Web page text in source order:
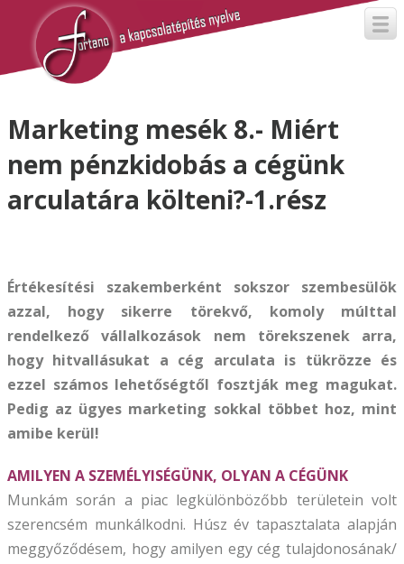
Marketing mesék 8.- Miért
nem pénzkidobás a cégünk
arculatára költeni?-1.rész
Értékesítési szakemberként sokszor szembesülök
azzal, hogy sikerre törekvő, komoly múlttal
rendelkező vállalkozások nem törekszenek arra,
hogy hitvallásukat a cég arculata is tükrözze és
ezzel számos lehetőségtől fosztják meg magukat.
Pedig az ügyes marketing sokkal többet hoz, mint
amibe kerül!
AMILYEN A SZEMÉLYISÉGÜNK, OLYAN A CÉGÜNK
Munkám során a piac legkülönbözőbb területein volt
szerencsém munkálkodni. Húsz év tapasztalata alapján
meggyőződésem, hogy amilyen egy cég tulajdonosának/